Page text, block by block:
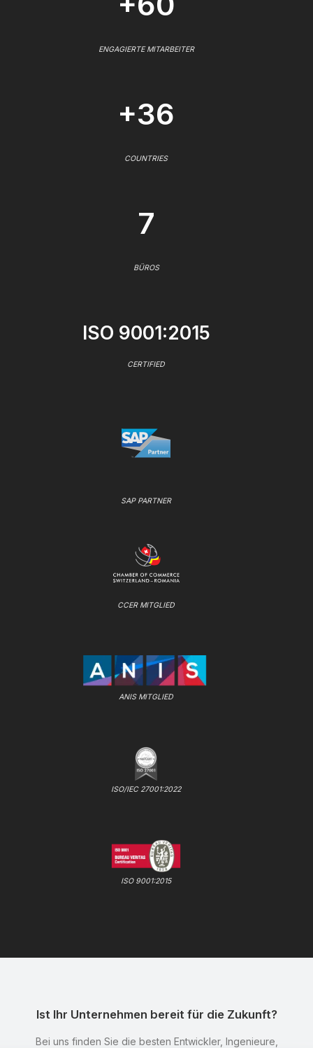
ENGAGIERTE MITARBEITER
+36
COUNTRIES
7
BÜROS
ISO 9001:2015
CERTIFIED
SAP PARTNER
CCER MITGLIED
ANIS MITGLIED
ISO/IEC 27001:2022
ISO 9001:2015
Ist Ihr Unternehmen bereit für die Zukunft?
Bei uns finden Sie die besten Entwickler, Ingenieure,